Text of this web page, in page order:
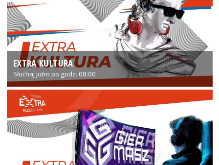
EXTRA KULTURA
Słuchaj jutro po godz. 08:00